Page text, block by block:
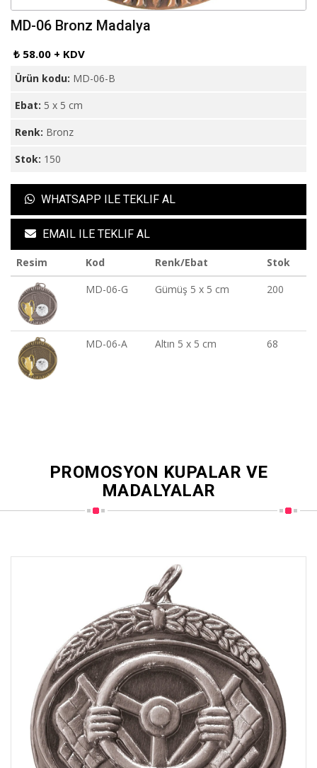
MD-06 Bronz Madalya
₺ 58.00 + KDV
Ürün kodu: MD-06-B
Ebat: 5 x 5 cm
Renk: Bronz
Stok: 150
WHATSAPP ILE TEKLIF AL
EMAIL ILE TEKLIF AL
Resim Kod Renk/Ebat
Stok
MD-06-G
Gümüş 5 x 5 cm 200
MD-06-A Altın 5 x 5 cm 68
PROMOSYON KUPALAR VE
MADALYALAR